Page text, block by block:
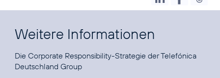
Weitere Informationen
Die Corporate Responsibility-Strategie derTelefónica
Deutschland Group